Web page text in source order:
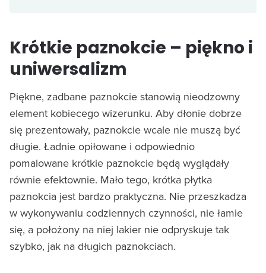
Krótkie paznokcie – piękno i
uniwersalizm
Piękne, zadbane paznokcie stanowią nieodzowny
element kobiecego wizerunku. Aby dłonie dobrze
się prezentowały, paznokcie wcale nie muszą być
długie. Ładnie opiłowane i odpowiednio
pomalowane krótkie paznokcie będą wyglądały
równie efektownie. Mało tego, krótka płytka
paznokcia jest bardzo praktyczna. Nie przeszkadza
w wykonywaniu codziennych czynności, nie łamie
się, a położony na niej lakier nie odpryskuje tak
szybko, jak na długich paznokciach.